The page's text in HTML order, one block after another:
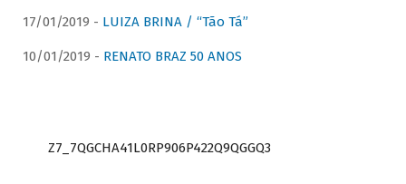
17/01/2019 - LUIZA BRINA / “Tão Tá”
10/01/2019 - RENATO BRAZ 50 ANOS
Z7_7QGCHA41L0RP906P422Q9QGGQ3